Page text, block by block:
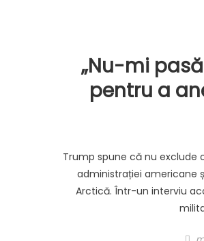
„Nu-mi
pentru a
Trump spune că nu exclude
administrației americane
Arctică. Într-un interviu